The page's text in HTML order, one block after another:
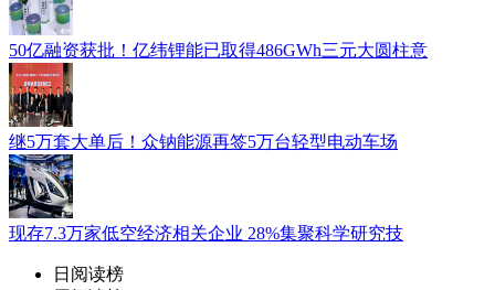
50亿融资获批！亿纬锂能已取得486GWh三元大圆柱意
继5万套大单后！众钠能源再签5万台轻型电动车场
现存7.3万家低空经济相关企业 28%集聚科学研究技
日阅读榜